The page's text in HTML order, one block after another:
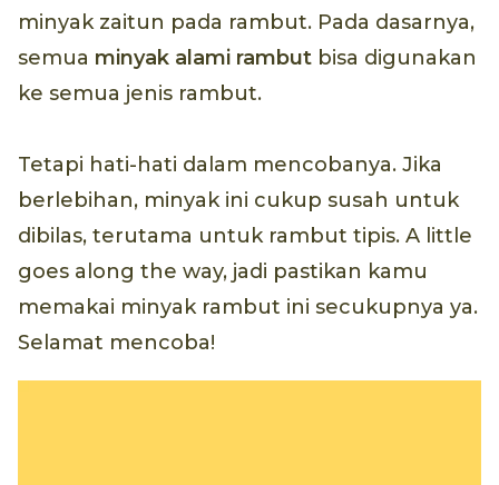
minyak zaitun pada rambut. Pada dasarnya,
semua minyak alami rambut bisa digunakan
ke semua jenis rambut.
Tetapi hati-hati dalam mencobanya. Jika
berlebihan, minyak ini cukup susah untuk
dibilas, terutama untuk rambut tipis. A little
goes along the way, jadi pastikan kamu
memakai minyak rambut ini secukupnya ya.
Selamat mencoba!